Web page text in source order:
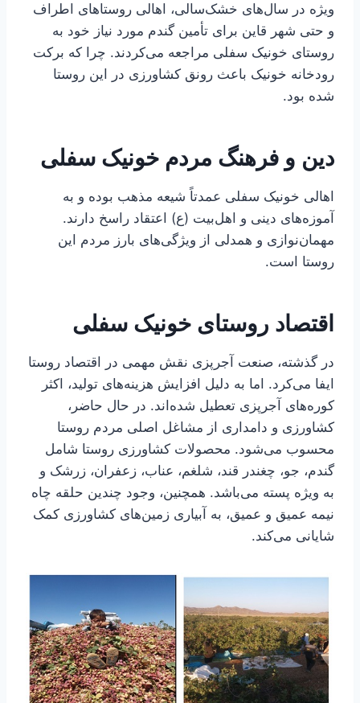
ویژه در سال‌های خشک‌سالی، اهالی روستاهای اطراف
و حتی شهر قاین برای تأمین گندم مورد نیاز خود به
روستای خونیک سفلی مراجعه می‌کردند. چرا که برکت
رودخانه خونیک باعث رونق کشاورزی در این روستا
شده بود.
دین و فرهنگ مردم خونیک سفلی
اهالی خونیک سفلی عمدتاً شیعه مذهب بوده و به
آموزه‌های دینی و اهل‌بیت (ع) اعتقاد راسخ دارند.
مهمان‌نوازی و همدلی از ویژگی‌های بارز مردم این
روستا است.
اقتصاد روستای خونیک سفلی
در گذشته، صنعت آجرپزی نقش مهمی در اقتصاد روستا
ایفا می‌کرد. اما به دلیل افزایش هزینه‌های تولید، اکثر
کوره‌های آجرپزی تعطیل شده‌اند. در حال حاضر،
کشاورزی و دامداری از مشاغل اصلی مردم روستا
محسوب می‌شود. محصولات کشاورزی روستا شامل
گندم، جو، چغندر قند، شلغم، عناب، زعفران، زرشک و
به ویژه پسته می‌باشد. همچنین، وجود چندین حلقه چاه
نیمه عمیق و عمیق، به آبیاری زمین‌های کشاورزی کمک
شایانی می‌کند.